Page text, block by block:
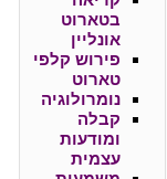
בטארוט
אונליין
פירוש קלפי
טארוט
נומרולוגיה
קבלה
ומודעות
עצמית